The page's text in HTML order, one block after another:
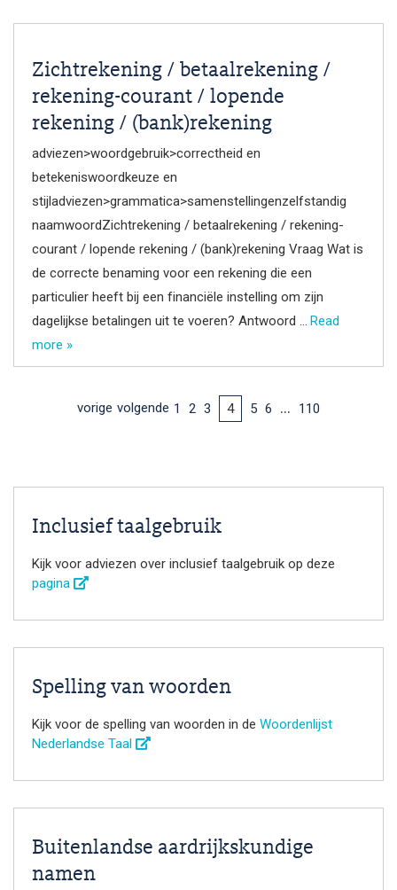
Zichtrekening / betaalrekening /
rekening-courant / lopende
rekening / (bank)rekening
adviezen>woordgebruik>correctheid en
betekeniswoordkeuze en
stijladviezen>grammatica>samenstellingenzelfstandig
naamwoordZichtrekening / betaalrekening / rekening-
courant / lopende rekening / (bank)rekening Vraag Wat is
de correcte benaming voor een rekening die een
particulier heeft bij een financiële instelling om zijn
dagelijkse betalingen uit te voeren? Antwoord … Read
more »
vorige 1 2 3 4 5 6 … 110
volgende
Inclusief taalgebruik
Kijk voor adviezen over inclusief taalgebruik op deze
pagina
Spelling van woorden
Kijk voor de spelling van woorden in de Woordenlijst
Nederlandse Taal
Buitenlandse aardrijkskundige
namen